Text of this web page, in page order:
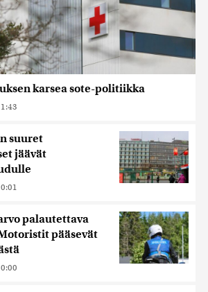
karsea sote-politiikka
suuret
jäävät
palautettava
pääsevät